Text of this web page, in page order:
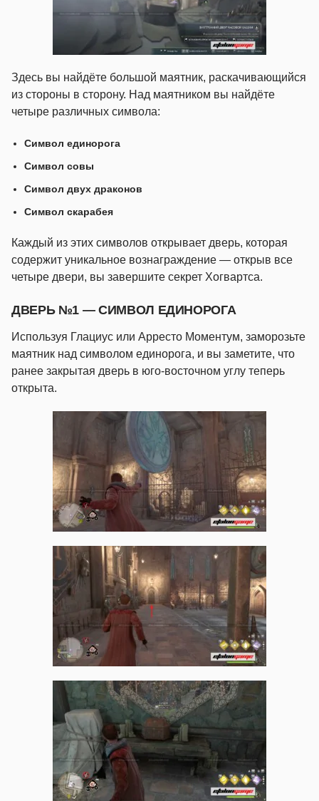
Здесь вы найдёте большой маятник, раскачивающийся
из стороны в сторону. Над маятником вы найдёте
четыре различных символа:
Символ единорога
Символ совы
Символ двух драконов
Символ скарабея
Каждый из этих символов открывает дверь, которая
содержит уникальное вознаграждение — открыв все
четыре двери, вы завершите секрет Хогвартса.
ДВЕРЬ №1 — СИМВОЛ ЕДИНОРОГА
Используя Глациус или Арресто Моментум, заморозьте
маятник над символом единорога, и вы заметите, что
ранее закрытая дверь в юго-восточном углу теперь
открыта.